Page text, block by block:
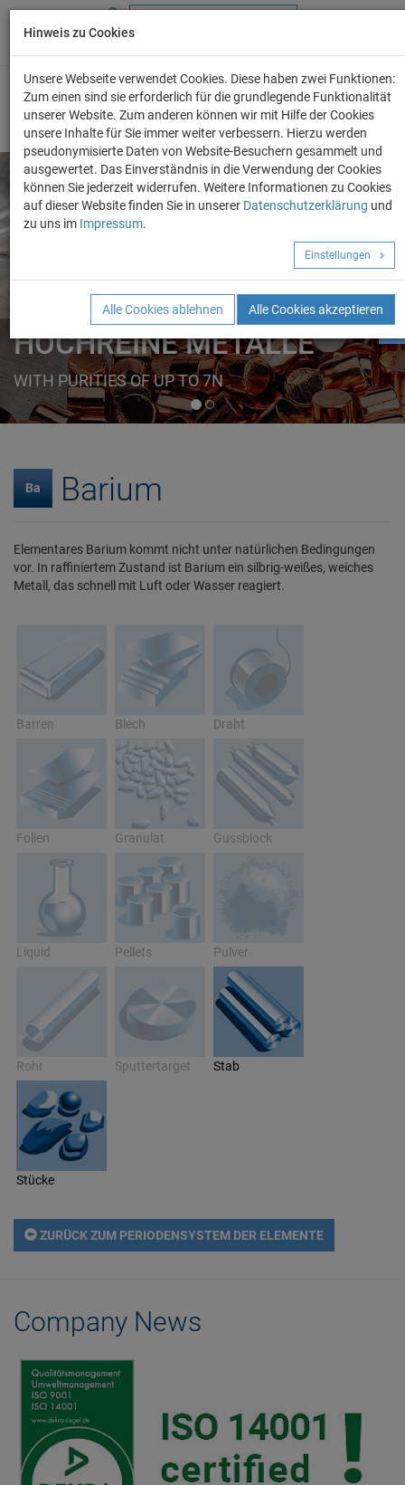
+49 (0) 69 986 4604 - 0
ELEMENTE
FORMEN
HOCHREINE METALLE
WITH PURITIES OF UP TO 7N
Angebot anfordern!
Ba Barium
Elementares Barium kommt nicht unter natürlichen Bedingungen
vor. In raffiniertem Zustand ist Barium ein silbrig-weißes, weiches
Metall, das schnell mit Luft oder Wasser reagiert.
Barren Blech Draht
Folien Granulat Gussblock
Liquid Pellets Pulver
Rohr Sputtertarget Stab
Stücke
ZURÜCK ZUM PERIODENSYSTEM DER ELEMENTE
Company News
Hinweis zu Cookies
Unsere Webseite verwendet Cookies. Diese haben zwei Funktionen:
Zum einen sind sie erforderlich für die grundlegende Funktionalität
unserer Website. Zum anderen können wir mit Hilfe der Cookies
unsere Inhalte für Sie immer weiter verbessern. Hierzu werden
pseudonymisierte Daten von Website-Besuchern gesammelt und
ausgewertet. Das Einverständnis in die Verwendung der Cookies
können Sie jederzeit widerrufen. Weitere Informationen zu Cookies
auf dieser Website finden Sie in unserer Datenschutzerklärung und
zu uns im Impressum.
Einstellungen
Alle Cookies ablehnen Alle Cookies akzeptieren